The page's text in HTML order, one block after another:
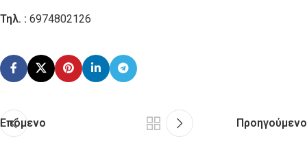
Τηλ. : 6974802126
Επόμενο Προηγούμενο